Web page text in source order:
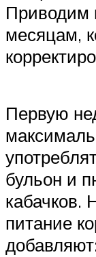
Приводим
месяцам,
Первую
бульон и
кабачков.
питание